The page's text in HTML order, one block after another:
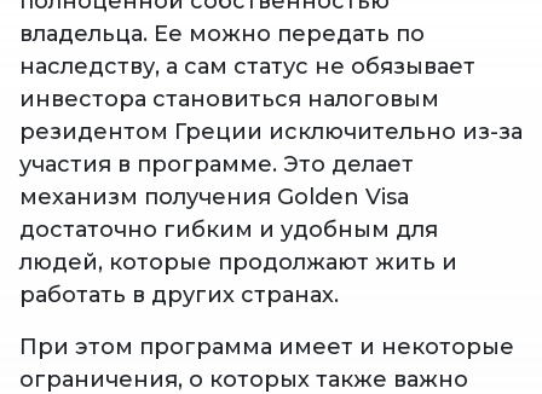
владельца. Ее можно передать по
наследству, а сам статус не обязывает
инвестора становиться налоговым
резидентом Греции исключительно из-за
участия в программе. Это делает
механизм получения Golden Visa
достаточно гибким и удобным для
людей, которые продолжают жить и
работать в других странах.
При этом программа имеет и некоторые
ограничения, о которых также важно